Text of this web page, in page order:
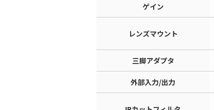
ゲイン
レンズマウント
三脚アダプタ
外部入力/出力